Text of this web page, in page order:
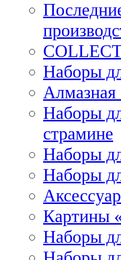
Наборы
Алмазная
Наборы
страмине
Наборы
Наборы
Картины
Наборы